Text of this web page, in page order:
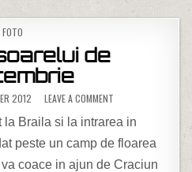
POSTED IN
FOTO
de
2012 LEAVE A COMMENT
la Braila si la intrarea in
peste un camp de floarea
coace in ajun de Craciun